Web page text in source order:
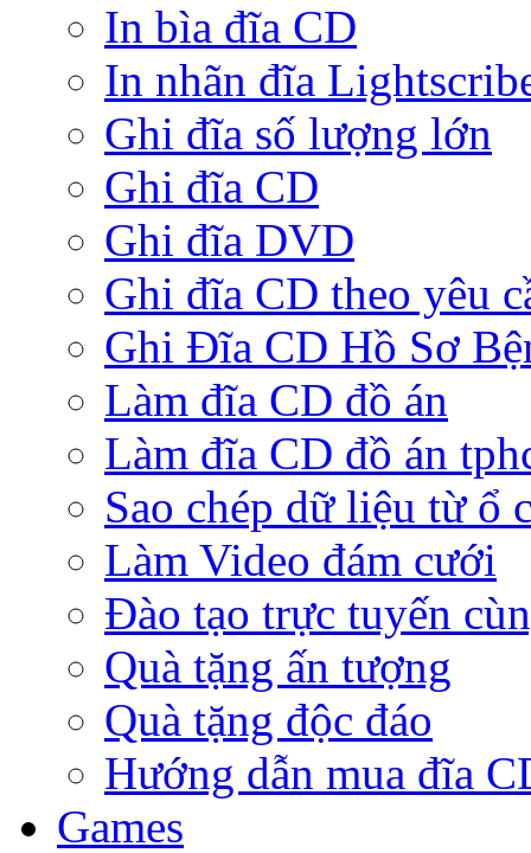
In bìa đĩa CD
In nhãn đĩa
Ghi đĩa số lượng lớn
Ghi đĩa CD
Ghi đĩa DVD
Ghi đĩa CD theo yêu
Ghi Đĩa CD Hồ Sơ
Làm đĩa CD đồ án
Làm đĩa CD đồ án
Sao chép dữ liệu từ ổ
Làm Video đám cưới
Đào tạo trực tuyến
Quà tặng ấn tượng
Quà tặng độc đáo
Hướng dẫn mua đĩa
Games